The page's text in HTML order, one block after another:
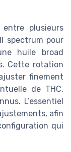
plusieurs
spectrum pour
huile broad
Cette rotation
finement
de THC,
L’essentiel
afin
qui